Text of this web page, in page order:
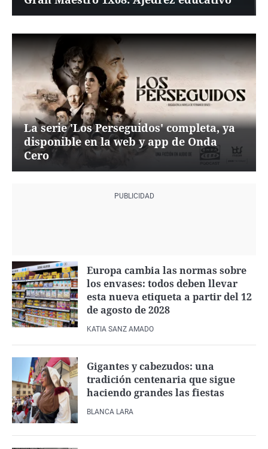
La serie 'Los Perseguidos' completa, ya
disponible en la web y app de Onda
Cero
Europa cambia las normas sobre
los envases: todos deben llevar
esta nueva etiqueta a partir del 12
de agosto de 2028
KATIA SANZ AMADO
Gigantes y cabezudos: una
tradición centenaria que sigue
haciendo grandes las fiestas
BLANCA LARA